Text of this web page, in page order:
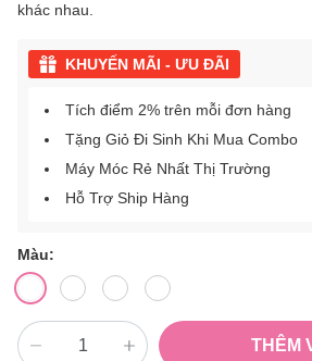
khác nhau.
KHUYẾN MÃI - ƯU ĐÃI
Tích điểm 2% trên mỗi đơn hàng
Tặng Giỏ Đi Sinh Khi Mua Combo
Máy Móc Rẻ Nhất Thị Trường
Hỗ Trợ Ship Hàng
Màu:
THÊM